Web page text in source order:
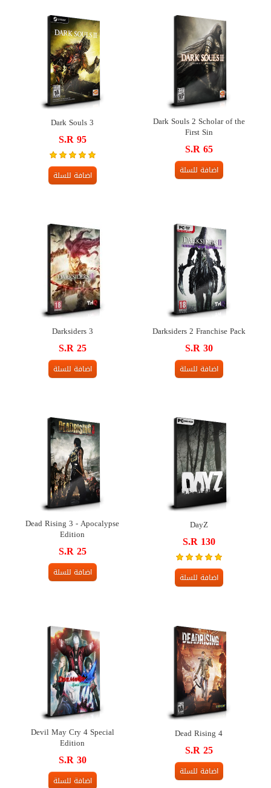
Dark Souls 2 Scholar of the
First Sin
S.R 65
اضافة للسلة
Dark Souls 3
S.R 95
اضافة للسلة
Darksiders 2 Franchise Pack
S.R 30
اضافة للسلة
Darksiders 3
S.R 25
اضافة للسلة
DayZ
S.R 130
اضافة للسلة
Dead Rising 3 - Apocalypse
Edition
S.R 25
اضافة للسلة
Dead Rising 4
S.R 25
اضافة للسلة
Devil May Cry 4 Special
Edition
S.R 30
اضافة للسلة